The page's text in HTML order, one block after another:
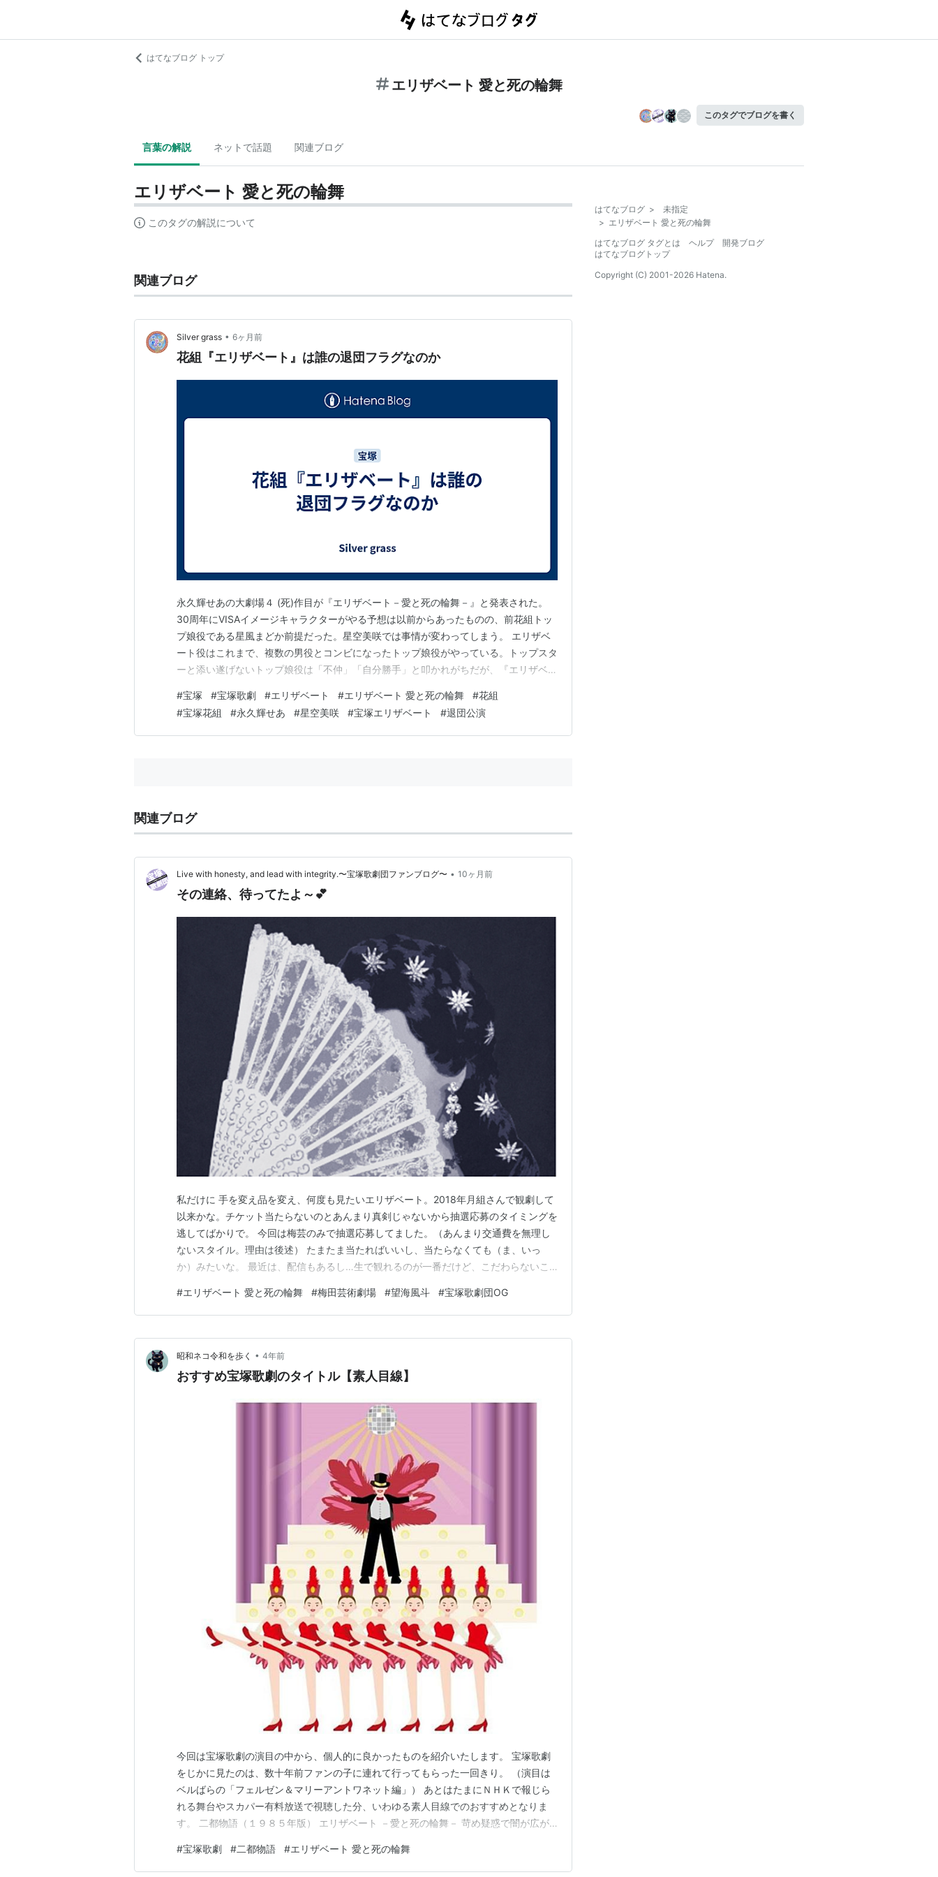
はてなブログ トップ
エリザベート 愛と死の輪舞
このタグでブログを書く
言葉の解説 ネットで話題 関連ブログ
エリザベート 愛と死の輪舞
このタグの解説について
関連ブログ
Silver grass • 6ヶ月前
花組『エリザベート』は誰の退団フラグなのか
永久輝せあの大劇場４ (死)作目が『エリザベート－愛と死の輪舞－』と発表された。
30周年にVISAイメージキャラクターがやる予想は以前からあったものの、前花組トッ
プ娘役である星風まどか前提だった。星空美咲では事情が変わってしまう。 エリザベ
ート役はこれまで、複数の男役とコンビになったトップ娘役がやっている。トップスタ
ーと添い遂げないトップ娘役は「不仲」「自分勝手」と叩かれがちだが、『エリザベー
として、退団公演になるパターンも定着しつつある。 しかし星空美咲は永久輝せあと
共に就任したため、1人目の相手役だ。 外部では…
#宝塚 #宝塚歌劇 #エリザベート #エリザベート 愛と死の輪舞 #花組
#宝塚花組 #永久輝せあ #星空美咲 #宝塚エリザベート #退団公演
関連ブログ
Live with honesty, and lead with integrity.〜宝塚歌劇団ファンブログ〜 • 10ヶ月前
その連絡、待ってたよ～💕
私だけに 手を変え品を変え、何度も見たいエリザベート。2018年月組さんで観劇して
以来かな。チケット当たらないのとあんまり真剣じゃないから抽選応募のタイミングを
逃してばかりで。 今回は梅芸のみで抽選応募してました。（あんまり交通費を無理し
ないスタイル。理由は後述） たまたま当たればいいし、当たらなくても（ま、いっ
か）みたいな。 最近は、配信もあるし…生で観れるのが一番だけど、こだわらないこ
が、みりおちゃんだったので、（どうせ観るならだいもんがいい・・・）と思って、ぴ
あでは抽選応募しなかったんですね。 で、すっかりイープ…
#エリザベート 愛と死の輪舞 #梅田芸術劇場 #望海風斗 #宝塚歌劇団OG
昭和ネコ令和を歩く • 4年前
おすすめ宝塚歌劇のタイトル【素人目線】
今回は宝塚歌劇の演目の中から、個人的に良かったものを紹介いたします。 宝塚歌劇
をじかに見たのは、数十年前ファンの子に連れて行ってもらった一回きり。 （演目は
ベルばらの「フェルゼン＆マリーアントワネット編」） あとはたまにＮＨＫで報じら
れる舞台やスカパー有料放送で視聴した分、いわゆる素人目線でのおすすめとなりま
す。 二都物語（１９８５年版） エリザベート －愛と死の輪舞－ 苛め疑惑で闇が広が
した舞台です。 女主人公が黒木瞳、男主人公が大地真央と、現在舞台やテレビなどで
女優として活躍している大物さんたちがまだ宝塚在籍…
#宝塚歌劇 #二都物語 #エリザベート 愛と死の輪舞
はてなブログ >
未指定
> エリザベート 愛と死の輪舞
はてなブログ タグとは
ヘルプ
開発ブログ
はてなブログトップ
Copyright (C) 2001-2026 Hatena.